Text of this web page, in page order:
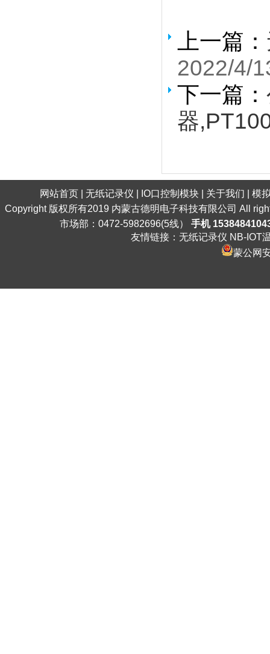
上一篇：
2022/4/
下一篇：
器
网站首页 无纸记录仪 IO口控制模块 关于我们
模
Copyright 版权所有2019 内蒙古德明电子科技有限公司 All
市场部：0472-5982696(5线） 手机
友情链接： 无纸记录仪 NB-IOT
蒙公网